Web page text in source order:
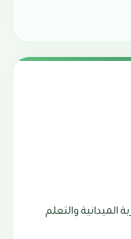
الميدانية والتعلم